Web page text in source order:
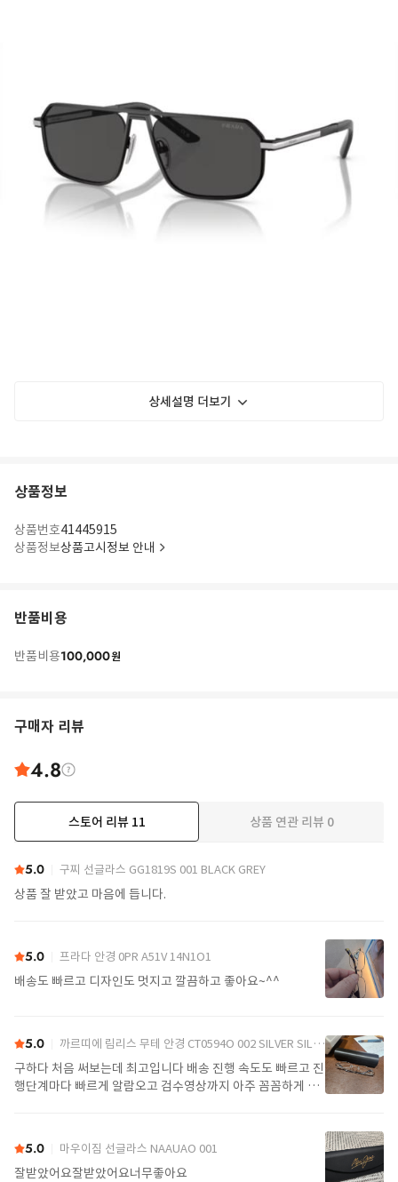
상세설명 더보기
상품정보
상품번호41445915
상품정보상품고시정보 안내
반품비용
반품비용100,000원
구매자 리뷰
4.8
스토어 리뷰 11 상품 연관 리뷰 0
5.0 구찌 선글라스 GG1819S 001 BLACK GREY
상품 잘 받았고 마음에 듭니다.
5.0 프라다 안경 0PR A51V 14N1O1
배송도 빠르고 디자인도 멋지고 깔끔하고 좋아요~^^
5.0 까르띠에 림리스 무테 안경 CT0594O 002 SILVER SILVER TRANSPARENT
구하다 처음 써보는데 최고입니다 배송 진행 속도도 빠르고 진
행단계마다 빠르게 알람오고 검수영상까지 아주 꼼꼼하게 찍
5.0 마우이짐 선글라스 NAAUAO 001
잘받았어요잘받았어요너무좋아요